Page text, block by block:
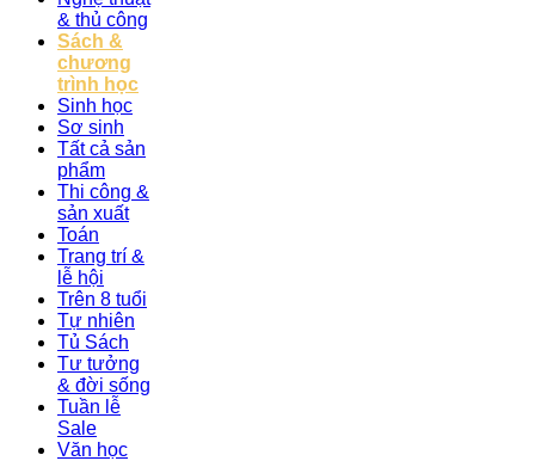
& thủ công
Sách &
chương
trình học
Sinh học
Sơ sinh
Tất cả sản
phẩm
Thi công &
sản xuất
Toán
Trang trí &
lễ hội
Trên 8 tuổi
Tự nhiên
Tủ Sách
Tư tưởng
& đời sống
Tuần lễ
Sale
Văn học